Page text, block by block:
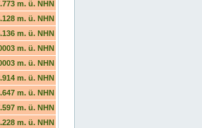
m. ü. NHN
m. ü. NHN
m. ü. NHN
m. ü. NHN
m. ü. NHN
m. ü. NHN
m. ü. NHN
m. ü. NHN
m. ü. NHN